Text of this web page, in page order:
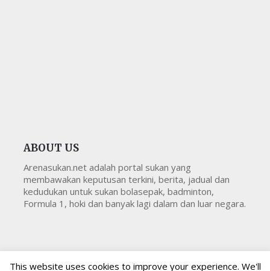
ABOUT US
Arenasukan.net adalah portal sukan yang
membawakan keputusan terkini, berita, jadual dan
kedudukan untuk sukan bolasepak, badminton,
Formula 1, hoki dan banyak lagi dalam dan luar negara.
This website uses cookies to improve your experience. We'll